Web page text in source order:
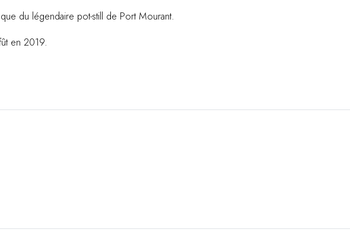
du légendaire pot-still de Port Mourant.
en 2019.